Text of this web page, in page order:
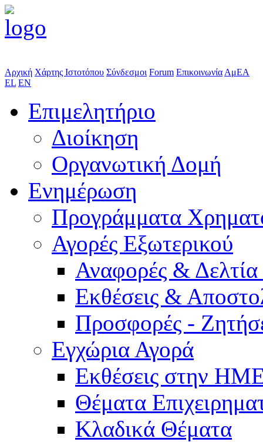
Αρχική Χάρτης Ιστοτόπου Σύνδεσμοι Forum Επικοινωνία ΑμΕΑ
EL EN
Επιμελητήριο
Διοίκηση
Οργανωτική Δομή
Ενημέρωση
Προγράμματα
Αγορές Εξωτερικού
Αναφορές &
Εκθέσεις &
Προσφορές -
Εγχώρια Αγορά
Εκθέσεις στην
Θέματα
Κλαδικά Θέματα